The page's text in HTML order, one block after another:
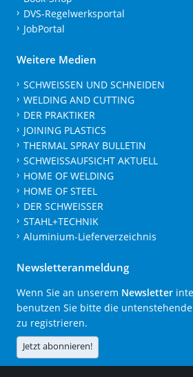
DVS-Regelwerksportal
JobPortal
Weitere Medien
SCHWEISSEN UND SCHNEIDEN
WELDING AND CUTTING
DER PRAKTIKER
JOINING PLASTICS
THERMAL SPRAY BULLETIN
SCHWEISSAUFSICHT AKTUELL
HOME OF WELDING
HOME OF STEEL
DER SCHWEISSER
STAHL+TECHNIK
Aluminium-Lieferverzeichnis
Newsletteranmeldung
Wenn Sie an unserem Newsletter
benutzen Sie bitte die
zu registrieren.
Jetzt abonnieren!